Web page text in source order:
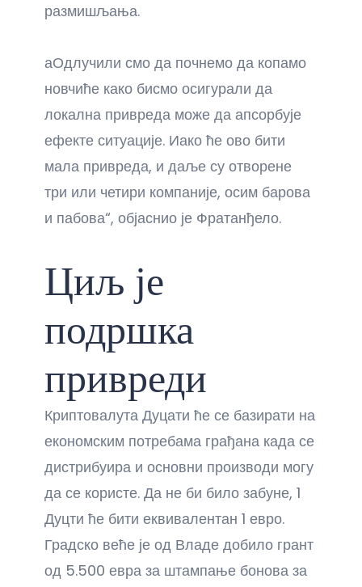
размишљања.
аОдлучили смо да почнемо да копамо
новчиће како бисмо осигурали да
локална привреда може да апсорбује
ефекте ситуације. Иако ће ово бити
мала привреда, и даље су отворене
три или четири компаније, осим барова
и пабова“, објаснио је Фратанђело.
Циљ је
подршка
привреди
Криптовалута Дуцати ће се базирати на
економским потребама грађана када се
дистрибуира и основни производи могу
да се користе. Да не би било забуне, 1
Дуцти ће бити еквивалентан 1 евро.
Градско веће је од Владе добило грант
од 5.500 евра за штампање бонова за